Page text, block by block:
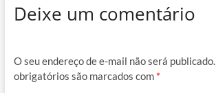
Deixe um comentário
O seu endereço de e-mail não será publicado.
obrigatórios são marcados com *